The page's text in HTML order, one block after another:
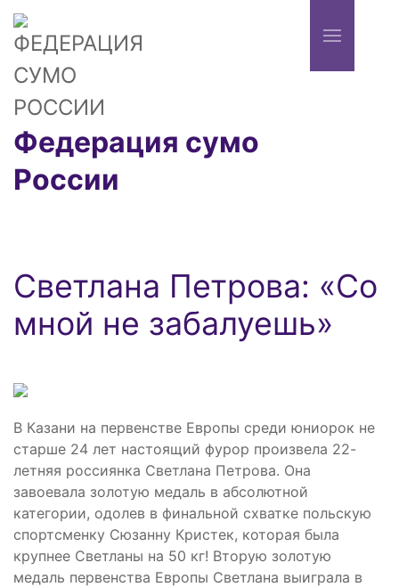
Федерация сумо
России
Светлана Петрова: «Со
мной не забалуешь»
В Казани на первенстве Европы среди юниорок не
старше 24 лет настоящий фурор произвела 22-
летняя россиянка Светлана Петрова. Она
завоевала золотую медаль в абсолютной
категории, одолев в финальной схватке польскую
спортсменку Сюзанну Кристек, которая была
крупнее Светланы на 50 кг! Вторую золотую
медаль первенства Европы Светлана выиграла в